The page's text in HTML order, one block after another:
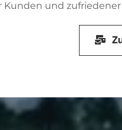
Kunden und